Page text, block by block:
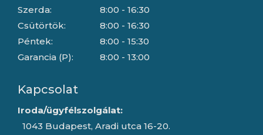
Szerda:
Csütörtök:
Péntek:
Garancia (P):
8:00 - 16:30
8:00 - 16:30
8:00 - 15:30
8:00 - 13:00
Kapcsolat
Iroda/ügyfélszolgálat:
1043 Budapest, Aradi utca 16-20.